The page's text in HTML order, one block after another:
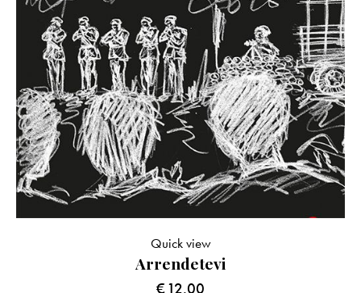
Arrendetevi
€12.00
Quick view